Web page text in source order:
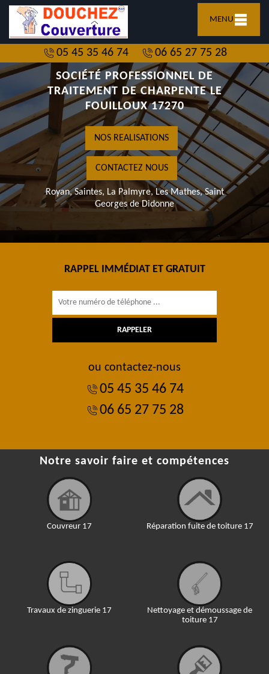
MENU
05 45 35 46 74
06 65 27 75 28
SOCIÉTÉ PROFESSIONNEL DE
TRAITEMENT DE CHARPENTE LE
FOUILLOUX 17270
NOS REALISATIONS
CONTACTEZ NOUS
Royan, Saintes, La Palmyre, Les Mathes, Saint
Georges de Didonne
RAPPEL IMMÉDIAT ET GRATUIT
ou contactez-nous
05 45 35 46 74
06 65 27 75 28
Notre savoir faire et compétences
Couvreur 17
Travaux de zinguerie 17
Réparation fuite de toiture 17
Nettoyage et démoussage de
toiture 17